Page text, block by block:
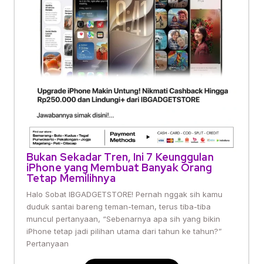
Bukan Sekadar Tren, Ini 7 Keunggulan
iPhone yang Membuat Banyak Orang
Tetap Memilihnya
Halo Sobat IBGADGETSTORE! Pernah nggak sih kamu
duduk santai bareng teman-teman, terus tiba-tiba
muncul pertanyaan, “Sebenarnya apa sih yang bikin
iPhone tetap jadi pilihan utama dari tahun ke tahun?”
Pertanyaan